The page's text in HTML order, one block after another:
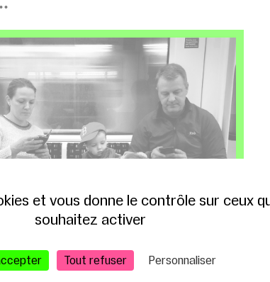
FINALISTE DU PRIX T13 2026
T13 / GLACIÈRE
et vous donne le contrôle sur ceux
souhaitez activer
Tout refuser Personnaliser